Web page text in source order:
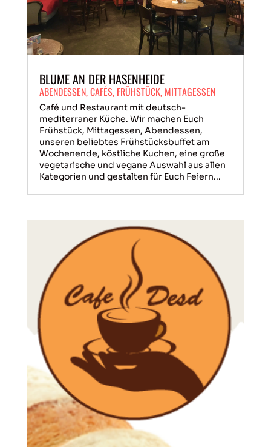
BLUME AN DER HASENHEIDE
ABENDESSEN,CAFÉS, FRÜHSTÜCK, MITTAGESSEN
Café und Restaurant mit deutsch-
mediterraner Küche. Wir machen Euch
Frühstück, Mittagessen, Abendessen,
unseren beliebtes Frühstücksbuffet am
Wochenende, köstliche Kuchen, eine große
vegetarische und vegane Auswahl aus allen
Kategorien und gestalten für Euch Feiern...